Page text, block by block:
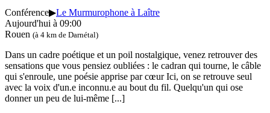
Conférence▶Le Murmurophone à Laître
Aujourd'hui à 09:00
Rouen (à 4 km de Darnétal)
Dans un cadre poétique et un poil nostalgique, venez retrouver des
sensations que vous pensiez oubliées : le cadran qui tourne, le câble
qui s'enroule, une poésie apprise par cœur Ici, on se retrouve seul
avec la voix d'un.e inconnu.e au bout du fil. Quelqu'un qui ose
donner un peu de lui-même [...]